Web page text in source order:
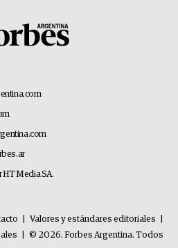
HT Media SA.
Valores y estándares editoriales
© 2026. Forbes Argentina. Todos